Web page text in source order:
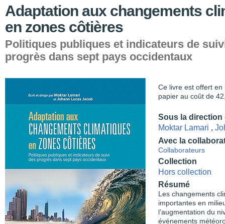
Adaptation aux changements
en zones côtières
Politiques publiques et indicateurs de
progrès dans sept pays occidentaux
Ce livre est offert en
papier au coût de
Sous la direction
Moktar Lamari ,
Avec la
Collaborateurs
Collection
Hors collection
Résumé
Les changements
importantes en
l’augmentation du
événements